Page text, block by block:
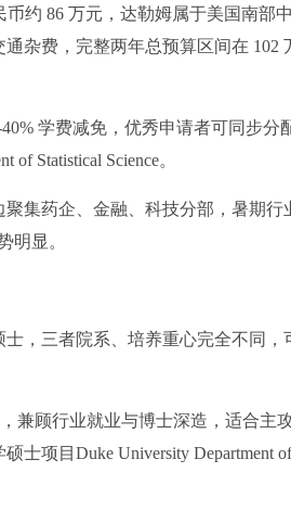
约 86 万元，达勒姆属于美国南部
杂费，完整两年总预算区间在 102
学费减免，优秀申请者可同步分
Statistical Science。
集药企、金融、科技分部，暑期行
明显。
，三者院系、培养重心完全不同，
顾行业就业与博士深造，适合主
士项目Duke University Department of